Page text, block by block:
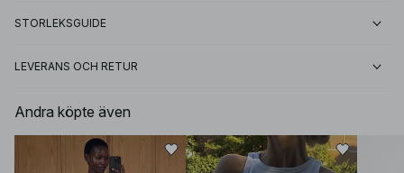
STORLEKSGUIDE
LEVERANS OCH RETUR
Andra köpte även